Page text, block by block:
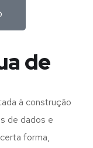
de
à construção
de dados e
forma,